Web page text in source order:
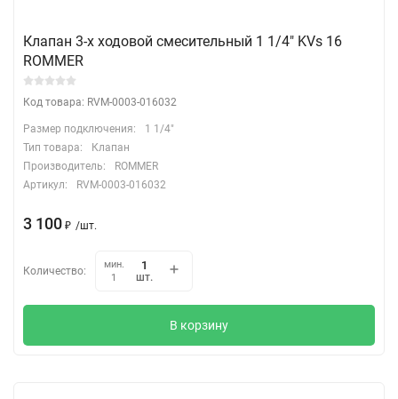
Клапан 3-х ходовой смесительный 1 1/4" KVs 16
ROMMER
Код товара: RVM-0003-016032
Размер подключения:
1 1/4"
Тип товара:
Клапан
Производитель:
ROMMER
Артикул:
RVM-0003-016032
3 100 ₽ /шт.
Количество:
мин.
1
шт.
В корзину